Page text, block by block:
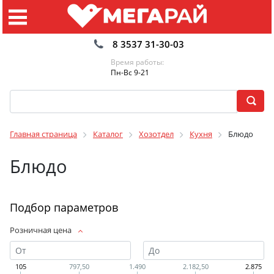
8 3537 31-30-03
Время работы:
Пн-Вс 9-21
Главная страница Каталог Хозотдел Кухня Блюдо
Блюдо
Подбор параметров
Розничная цена
105 797,50 1.490 2.182,50 2.875